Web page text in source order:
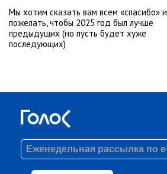
Мы хотим сказать вам всем «спасибо» и
пожелать, чтобы 2025 год был лучше
предыдущих (но пусть будет хуже
последующих)